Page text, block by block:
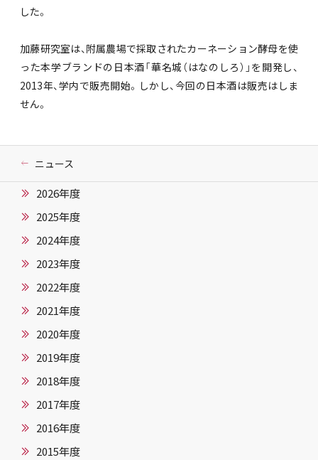
した。
加藤研究室は、附属農場で採取されたカーネーション酵母を使
った本学ブランドの日本酒「華名城（はなのしろ）」を開発し、
2013年、学内で販売開始。しかし、今回の日本酒は販売はしま
せん。
ニュース
2026年度
2025年度
2024年度
2023年度
2022年度
2021年度
2020年度
2019年度
2018年度
2017年度
2016年度
2015年度